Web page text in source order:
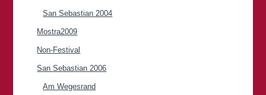
San Sebastian 2004
Mostra2009
Non-Festival
San Sebastian 2006
Am Wegesrand